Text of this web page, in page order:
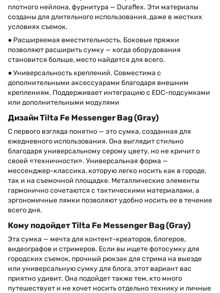
плотного нейлона, фурнитура — Duraflex. Эти материалы
созданы для длительного использования, даже в жестких
условиях съемок.
● Расширяемая вместительность. Боковые пряжки
позволяют расширить сумку — когда оборудования
становится больше, место найдется для всего.
● Универсальность креплений. Совместима с
дополнительными аксессуарами благодаря внешним
креплениям. Поддерживает интеграцию с EDC-подсумками
или дополнительными модулями
Дизайн Tilta Fe Messenger Bag (Gray)
С первого взгляда понятно — это сумка, созданная для
ежедневного использования. Она выглядит стильно
благодаря универсальному серому цвету, но не кричит о
своей «техничности». Универсальная форма —
мессенджер-классика, которую легко носить как в городе,
так и на съемочной площадке. Металлические элементы
гармонично сочетаются с тактическими материалами, а
эргономичные лямки позволяют удобно носить ее в течение
всего дня.
Кому подойдет Tilta Fe Messenger Bag (Gray)
Эта сумка — мечта для контент-креаторов, блогеров,
видеографов и стримеров. Если вы ищете фотосумку для
городских съемок, прочный рюкзак для стрима на выезде
или универсальную сумку для блога, этот вариант вас
приятно удивит. Она подойдет также тем, кто много
путешествует и не хочет носить отдельно технику и личные